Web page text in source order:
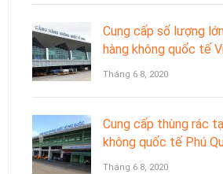
Cung cấp số lượng
hàng không quốc tế
Tháng 6 8, 2020
Cung cấp thùng rác
không quốc tế Phú
Tháng 6 8, 2020